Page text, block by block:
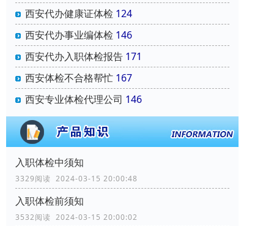
西安代办健康证体检 124
西安代办事业编体检 146
西安代办入职体检报告 171
西安体检不合格帮忙 167
西安专业体检代理公司 146
入职体检中须知
3329阅读 2024-03-15 20:00:48
入职体检前须知
3532阅读 2024-03-15 20:00:02